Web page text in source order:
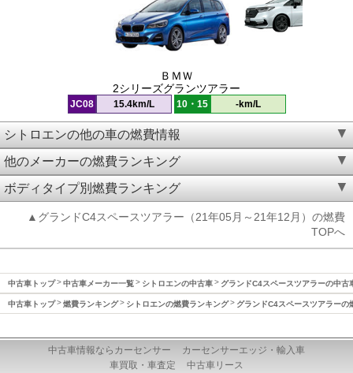
ＢＭＷ
2シリーズグランツアラー
JC08 15.4km/L 10・15 -km/L
シトロエンの他の車の燃費情報
他のメーカーの燃費ランキング
ボディタイプ別燃費ランキング
▲グランドC4スペースツアラー（21年05月～21年12月）の燃費
TOPへ
中古車トップ 中古車メーカー一覧 シトロエンの中古車 グランドC4スペースツアラーの中古
中古車トップ 燃費ランキング シトロエンの燃費ランキング グランドC4スペースツアラーの
中古車情報ならカーセンサー
カーセンサーエッジ・輸入車
車買取・車査定
中古車リース